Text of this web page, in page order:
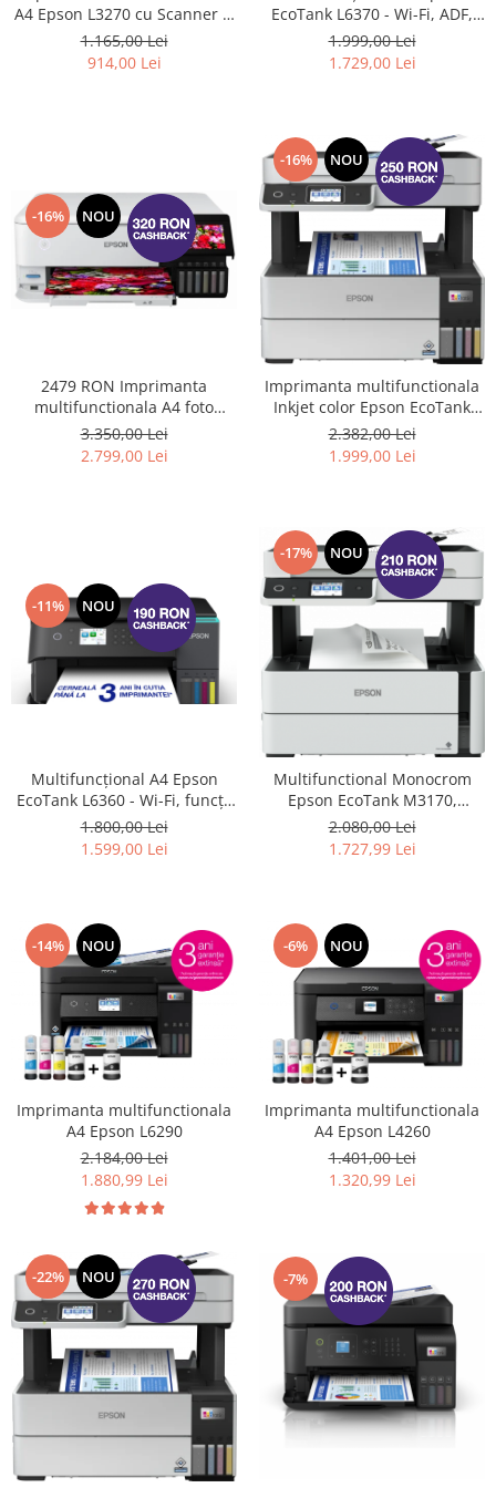
A4 Epson L3270 cu Scanner si
Wifi
1.165,00 Lei
914,00 Lei
EcoTank L6370 - Wi-Fi, ADF,
Duplex, funcții de imprimare
față-verso, scanare și copiere
1.999,00 Lei
1.729,00 Lei
-16% NOU
2479 RON Imprimanta
multifunctionala A4 foto
Epson L8160 #
3.350,00 Lei
2.799,00 Lei
-16% NOU
Imprimanta multifunctionala
Inkjet color Epson EcoTank
L6460, Wi-Fi, ADF, funcții de
imprimare față-verso, scanare
și copiere #
2.382,00 Lei
1.999,00 Lei
-11% NOU
Multifuncțional A4 Epson
EcoTank L6360 - Wi-Fi, funcții
de scanare, copiere și
imprimare față-verso.
(Inlocuieste imprimanta
1.800,00 Lei
1.599,00 Lei
-17% NOU
Multifunctional Monocrom
Epson EcoTank M3170,
Duplex, ADF, Retea, Wireless,
A4 #
2.080,00 Lei
1.727,99 Lei
-14% NOU
Imprimanta multifunctionala
A4 Epson L6290
2.184,00 Lei
1.880,99 Lei
-6% NOU
Imprimanta multifunctionala
A4 Epson L4260
1.401,00 Lei
1.320,99 Lei
-22% NOU -7%